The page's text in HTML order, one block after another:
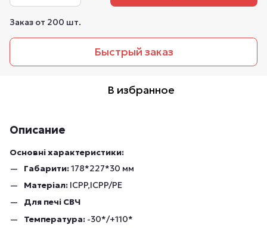
Заказ от 200 шт.
Быстрый заказ
В избранное
Описание
Основні характеристики:
Габарити:178*227*30 мм
Матеріал: ICPP,ICPP/PE
Для печі СВЧ
Температура: -30*/+110*